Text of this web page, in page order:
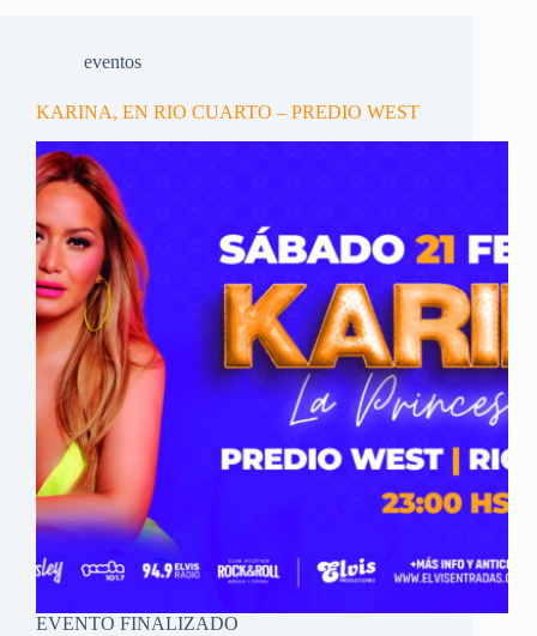
eventos
KARINA, EN RIO CUARTO – PREDIO WEST
EVENTO FINALIZADO